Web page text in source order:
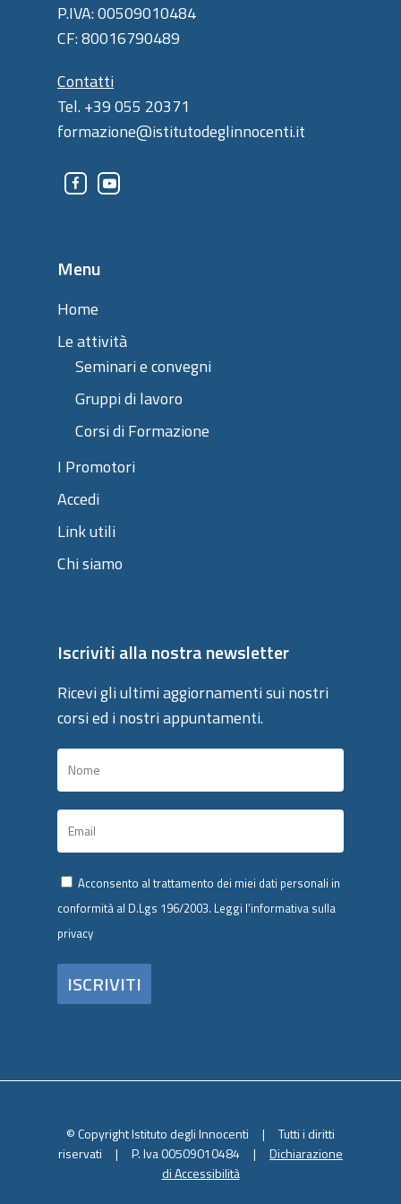
P.IVA: 00509010484
CF: 80016790489
Contatti
Tel. +39 055 20371
formazione@istitutodeglinnocenti.it
Menu
Home
Le attività
Seminari e convegni
Gruppi di lavoro
Corsi di Formazione
I Promotori
Accedi
Link utili
Chi siamo
Iscriviti alla nostra newsletter
Ricevi gli ultimi aggiornamenti sui nostri
corsi ed i nostri appuntamenti.
Acconsento al trattamento dei miei dati personali in
conformità al D.Lgs 196/2003. Leggi l’informativa sulla
privacy
© Copyright Istituto degli Innocenti | Tutti i diritti
riservati | P. Iva 00509010484 | Dichiarazione
di Accessibilità